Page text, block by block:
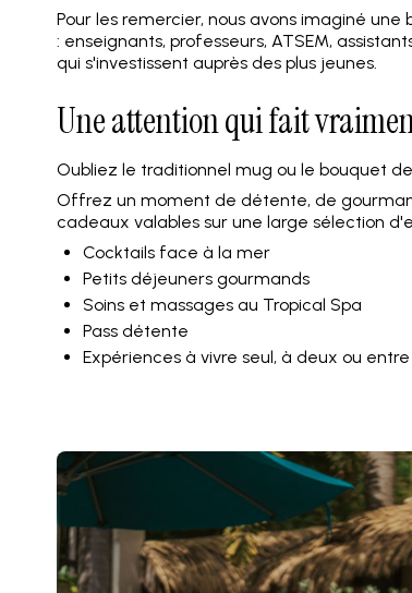
Pour les remercier, nous avons imaginé
: enseignants, professeurs, ATSEM,
qui s'investissent auprès des plus jeunes.
Une attention qui fait
Oubliez le traditionnel mug ou le bouquet
Offrez un moment de détente, de
cadeaux valables sur une large sélection
Cocktails face à la mer
Petits déjeuners gourmands
Soins et massages au Tropical Spa
Pass détente
Expériences à vivre seul, à deux ou